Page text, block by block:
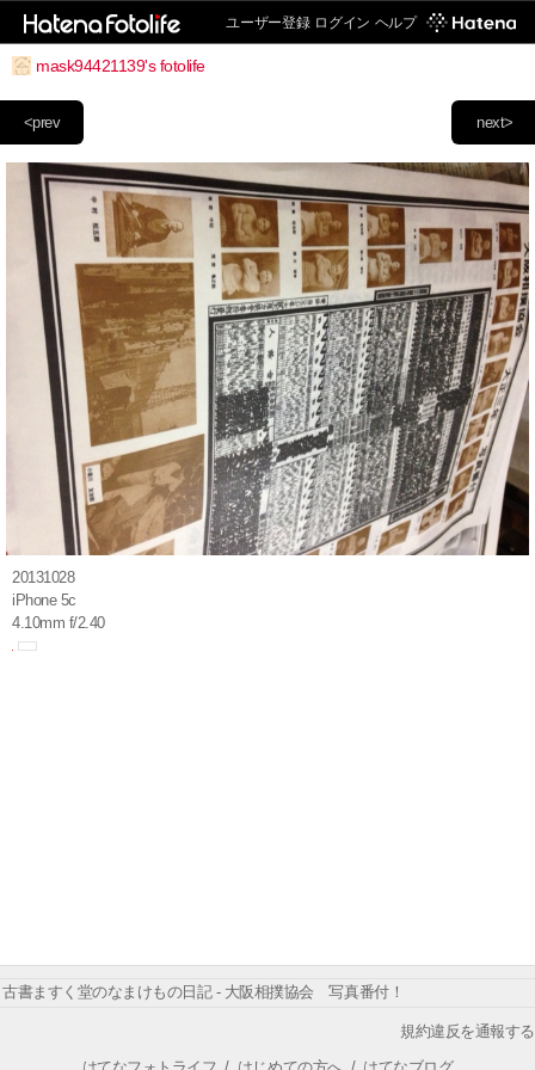
ユーザー登録 ログイン ヘルプ
mask94421139's fotolife
next>
<prev
20131028
iPhone 5c
4.10mm f/2.40
古書ますく堂のなまけもの日記 - 大阪相撲協会 写真番付！
規約違反を通報する